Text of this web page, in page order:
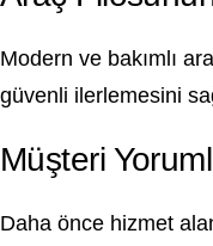
Modern ve bakımlı
güvenli ilerlemesini
Müşteri
Daha önce hizmet